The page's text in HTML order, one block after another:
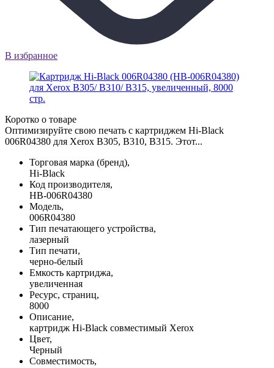
В избранное
Коротко о товаре
Оптимизируйте свою печать с картриджем Hi-Black
006R04380 для Xerox B305, B310, B315. Этот...
Торговая марка (бренд),
Hi-Black
Код производителя,
HB-006R04380
Модель,
006R04380
Тип печатающего устройства,
лазерный
Тип печати,
черно-белый
Емкость картриджа,
увеличенная
Ресурс, страниц,
8000
Описание,
картридж Hi-Black совместимый Xerox
Цвет,
Черный
Совместимость,